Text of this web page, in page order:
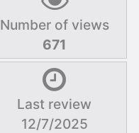
Number of views
671
Last review
12/7/2025